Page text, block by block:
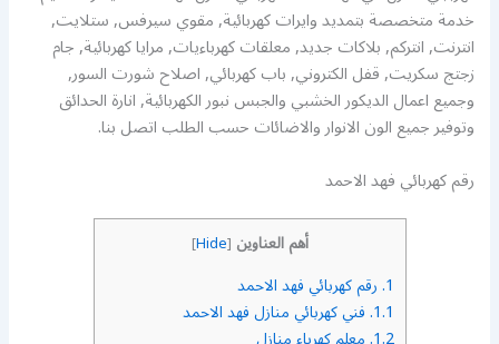
خدمة متخصصة بتمديد وايرات كهربائية, مقوي سيرفس, ستلايت,
انترنت, انتركم, بلاكات جديد, معلقات كهرباءيات, مرايا كهربائية, جام
زجتج سكريت, قفل الكتروني, باب كهربائي, اصلاح شورت السور,
وجميع اعمال الديكور الخشبي والجبس نبور الكهربائية, انارة الحدائق
وتوفير جميع الون الانوار والاضائات حسب الطلب اتصل بنا.
رقم كهربائي فهد الاحمد
أهم العناوين [
Hide
]
1. رقم كهربائي فهد الاحمد
1.1. فني كهربائي منازل فهد الاحمد